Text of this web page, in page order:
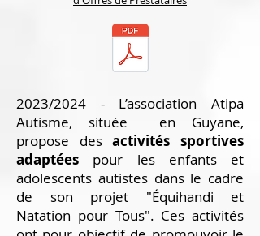
2023/2024 - L’association Atipa
Autisme, située en Guyane,
propose desactivités sportives
adaptées pour les enfants et
adolescents autistes dans le cadre
de son projet "Équihandi et
Natation pour Tous". Ces activités